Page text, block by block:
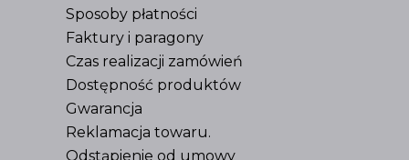
Sposoby płatności
Faktury i paragony
Czas realizacji zamówień
Dostępność produktów
Gwarancja
Reklamacja towaru.
Odstąpienie od umowy